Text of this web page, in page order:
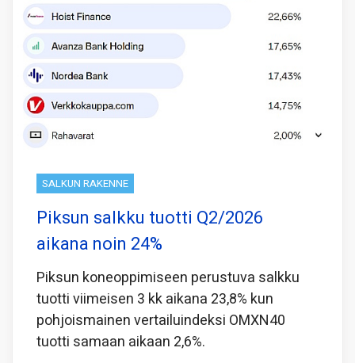
SALKUN RAKENNE
Piksun salkku tuotti Q2/2026
aikana noin 24%
Piksun koneoppimiseen perustuva salkku
tuotti viimeisen 3 kk aikana 23,8% kun
pohjoismainen vertailuindeksi OMXN40
tuotti samaan aikaan 2,6%.